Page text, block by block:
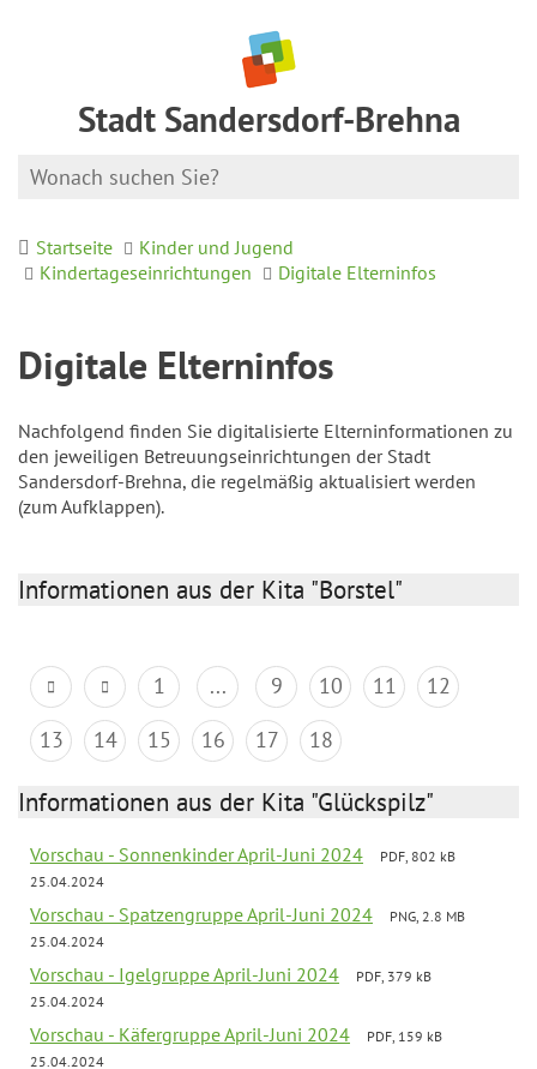
Stadt Sandersdorf-Brehna
Startseite
Kinder und Jugend
Kindertageseinrichtungen
Digitale Elterninfos
Digitale Elterninfos
Nachfolgend finden Sie digitalisierte Elterninformationen zu
den jeweiligen Betreuungseinrichtungen der Stadt
Sandersdorf-Brehna, die regelmäßig aktualisiert werden
(zum Aufklappen).
Informationen aus der Kita "Borstel"
1 ... 9 10 11
12
13
14 15 16 17 18
Informationen aus der Kita "Glückspilz"
Vorschau - Sonnenkinder April-Juni 2024
PDF, 802 kB
25.04.2024
Vorschau - Spatzengruppe April-Juni 2024
PNG, 2.8 MB
25.04.2024
Vorschau - Igelgruppe April-Juni 2024
PDF, 379 kB
25.04.2024
Vorschau - Käfergruppe April-Juni 2024
PDF, 159 kB
25.04.2024